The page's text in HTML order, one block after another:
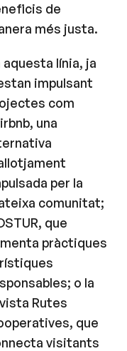
de
més justa.
aquesta línia, ja
impulsant
com
una
per la
comunitat;
que
pràctiques
o la
Rutes
que
visitants